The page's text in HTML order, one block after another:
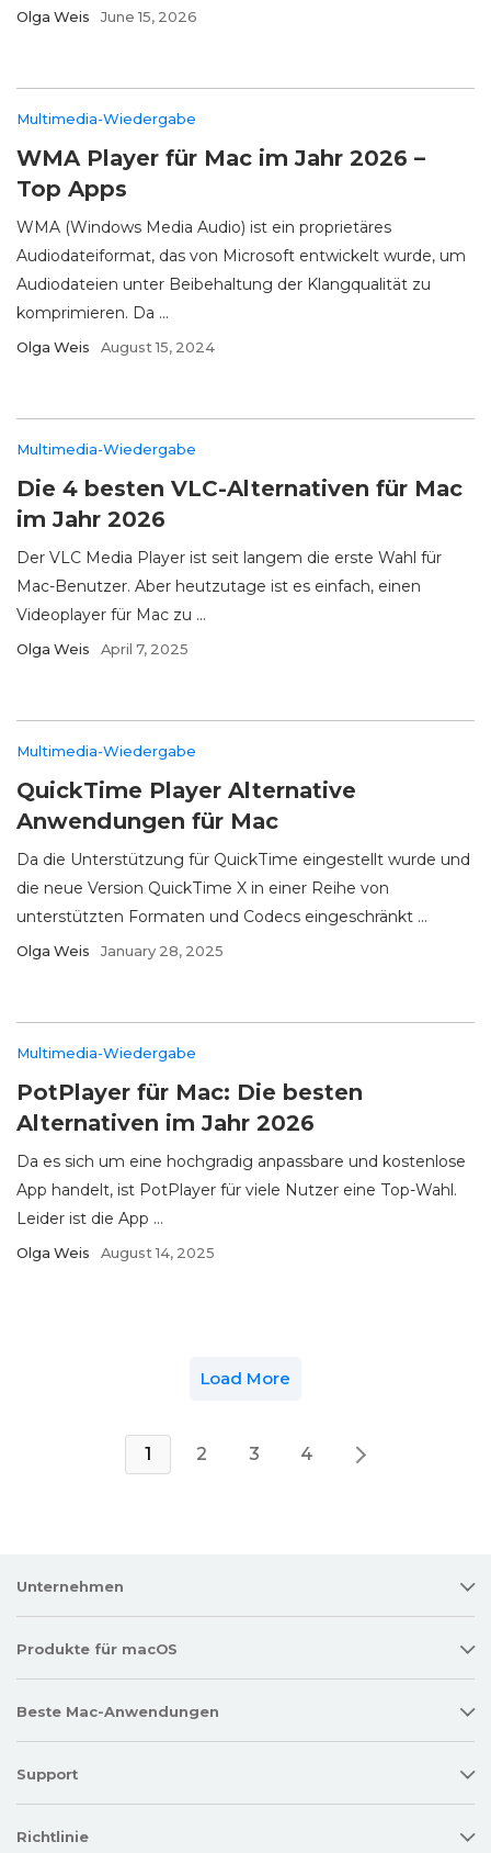
Olga Weis June 15, 2026
Multimedia-Wiedergabe
WMA Player für Mac im Jahr 2026 –
Top Apps
WMA (Windows Media Audio) ist ein proprietäres
Audiodateiformat, das von Microsoft entwickelt wurde, um
Audiodateien unter Beibehaltung der Klangqualität zu
komprimieren. Da ...
Olga Weis August 15, 2024
Multimedia-Wiedergabe
Die 4 besten VLC-Alternativen für Mac
im Jahr 2026
Der VLC Media Player ist seit langem die erste Wahl für
Mac-Benutzer. Aber heutzutage ist es einfach, einen
Videoplayer für Mac zu ...
Olga Weis April 7, 2025
Multimedia-Wiedergabe
QuickTime Player Alternative
Anwendungen für Mac
Da die Unterstützung für QuickTime eingestellt wurde und
die neue Version QuickTime X in einer Reihe von
unterstützten Formaten und Codecs eingeschränkt ...
Olga Weis January 28, 2025
Multimedia-Wiedergabe
PotPlayer für Mac: Die besten
Alternativen im Jahr 2026
Da es sich um eine hochgradig anpassbare und kostenlose
App handelt, ist PotPlayer für viele Nutzer eine Top-Wahl.
Leider ist die App ...
Olga Weis August 14, 2025
Load More
1 2 3 4
Unternehmen
Produkte für macOS
Beste Mac-Anwendungen
Support
Richtlinie